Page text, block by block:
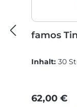
famos
Inhalt: 30
Regulärer
62,00 €